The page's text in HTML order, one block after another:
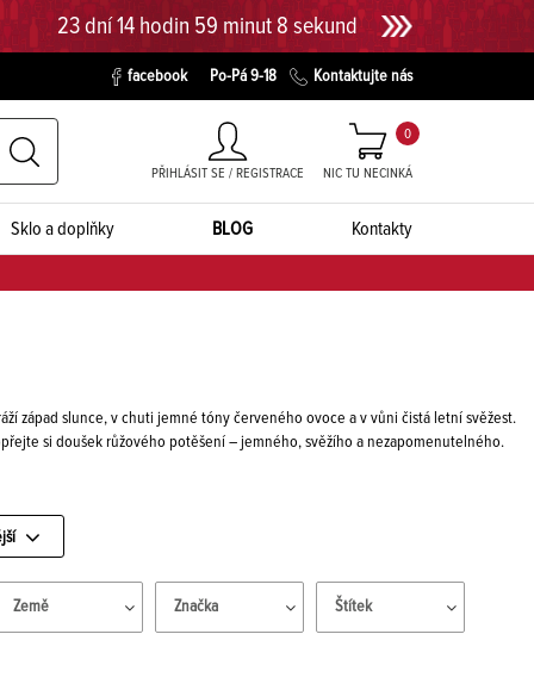
23 dní 14 hodin 59 minut 7 sekund
facebook Po-Pá 9-18 Kontaktujte nás
PŘIHLÁSIT SE / REGISTRACE NIC TU NECINKÁ
0
Sklo a doplňky BLOG Kontakty
západ slunce, v chuti jemné tóny červeného ovoce a v vůni čistá letní svěžest.
si doušek růžového potěšení – jemného, svěžího a nezapomenutelného.
Země Značka Štítek